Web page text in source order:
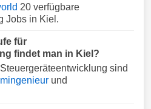
20 verfügbare
Jobs in Kiel.
für
findet man in Kiel?
sind
und